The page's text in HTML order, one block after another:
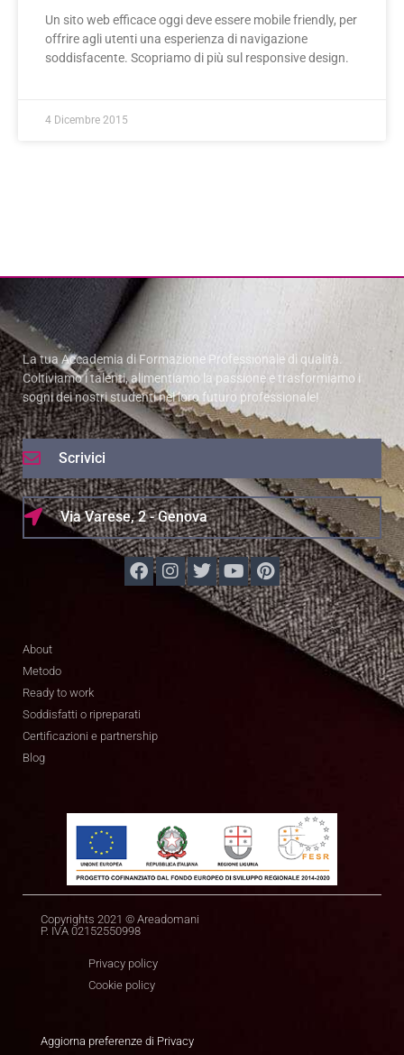
Un sito web efficace oggi deve essere mobile friendly, per
offrire agli utenti una esperienza di navigazione
soddisfacente. Scopriamo di più sul responsive design.
4 Dicembre 2015
La tua Accademia di Formazione Professionale di qualità.
Coltiviamo i talenti, alimentiamo la passione e trasformiamo i
sogni dei nostri studenti nel loro futuro professionale!
Scrivici
Via Varese, 2 - Genova
About
Metodo
Ready to work
Soddisfatti o ripreparati
Certificazioni e partnership
Blog
Copyrights 2021 © Areadomani
P. IVA 02152550998
Privacy policy
Cookie policy
Aggiorna preferenze di Privacy